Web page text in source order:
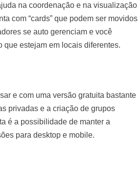
na coordenação e na visualização
com “cards” que podem ser movidos
se auto gerenciam e você
que estejam em locais diferentes.
e com uma versão gratuita bastante
privadas e a criação de grupos
é a possibilidade de manter a
para desktop e mobile.